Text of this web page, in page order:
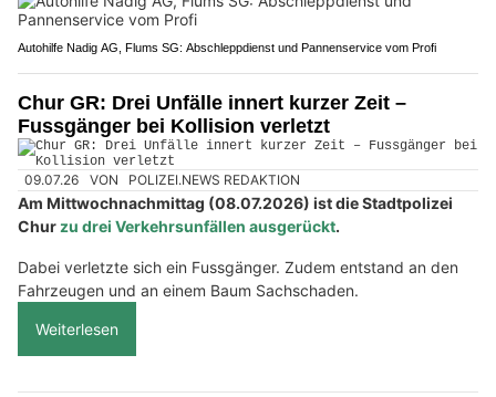
Autohilfe Nadig AG, Flums SG: Abschleppdienst und Pannenservice vom Profi
Chur GR: Drei Unfälle innert kurzer Zeit –
Fussgänger bei Kollision verletzt
09.07.26 VON POLIZEI.NEWS REDAKTION
Am Mittwochnachmittag (08.07.2026) ist die Stadtpolizei
Churzu drei Verkehrsunfällen ausgerückt.
Dabei verletzte sich ein Fussgänger. Zudem entstand an den
Fahrzeugen und an einem Baum Sachschaden.
Weiterlesen